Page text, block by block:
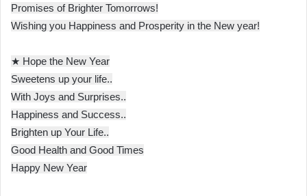
Promises of Brighter Tomorrows!
Wishing you Happiness and Prosperity in the New year!
★ Hope the New Year
Sweetens up your life..
With Joys and Surprises..
Happiness and Success..
Brighten up Your Life..
Good Health and Good Times
Happy New Year